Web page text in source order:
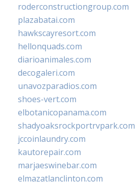
roderconstructiongroup.com
plazabatai.com
hawkscayresort.com
hellonquads.com
diarioanimales.com
decogaleri.com
unavozparadios.com
shoes-vert.com
elbotanicopanama.com
shadyoaksrockportrvpark.com
jccoinlaundry.com
kautorepair.com
marjaeswinebar.com
elmazatlanclinton.com